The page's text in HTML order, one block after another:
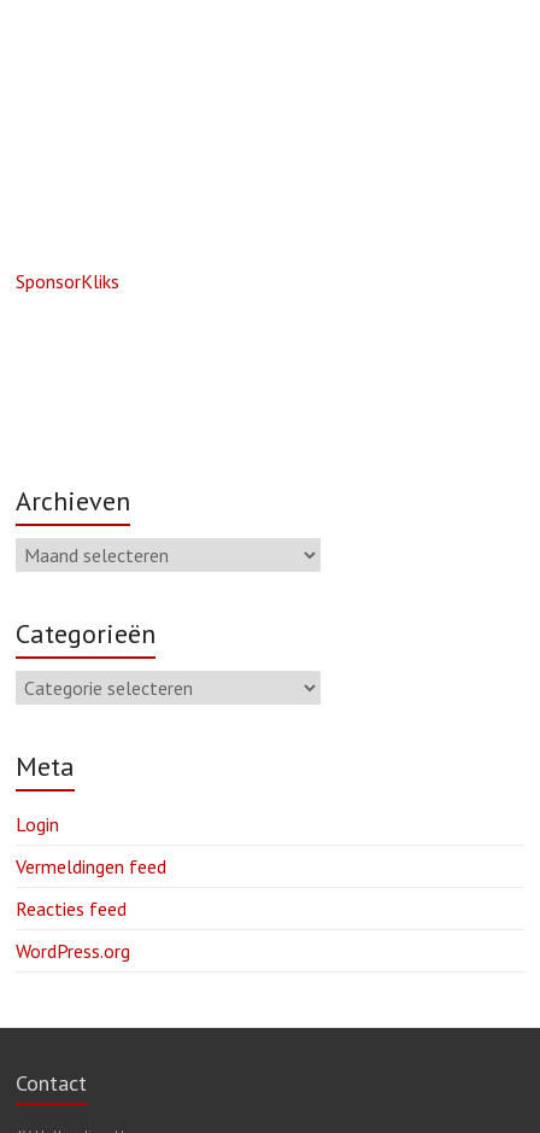
SponsorKliks
Archieven
Categorieën
Meta
Login
Vermeldingen feed
Reacties feed
WordPress.org
Contact